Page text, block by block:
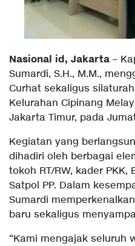
Nasional id, Jakarta –
Sumardi, S.H., M.M.,
Curhat sekaligus
Kelurahan Cipinang
Jakarta Timur, pada
Kegiatan yang
dihadiri oleh berbagai
tokoh RT/RW, kader
Satpol PP. Dalam
Sumardi
baru sekaligus
“Kami mengajak seluruh